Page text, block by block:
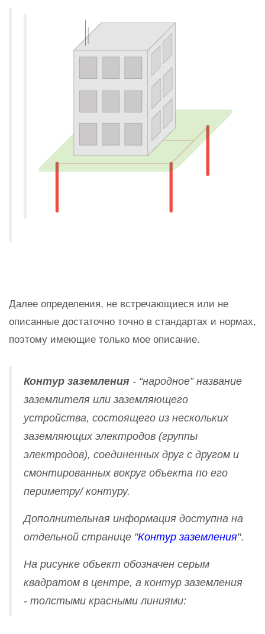
Далее определения, не встречающиеся или не
описанные достаточно точно в стандартах и нормах,
поэтому имеющие только мое описание.
Контур заземления - “народное” название
заземлителя или заземляющего
устройства, состоящего из нескольких
заземляющих электродов (группы
электродов), соединенных друг с другом и
смонтированных вокруг объекта по его
периметру/ контуру.
Дополнительная информация доступна на
отдельной странице "Контур заземления".
На рисунке объект обозначен серым
квадратом в центре, а контур заземления
- толстыми красными линиями: